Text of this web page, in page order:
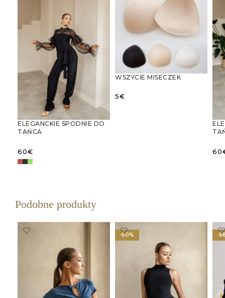
ELEGANCKIE SPODNIE DO
TAŃCA
FALBANAMI
60€
WSZYCIE MISECZEK
5€
60
Podobne produkty
-50% -